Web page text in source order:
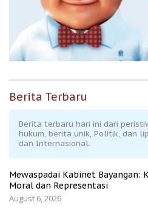
Berita Terbaru
Berita terbaru hari ini dari
hukum, berita unik, Politik, dan
dan Internasional.
Mewaspadai Kabinet Bayangan:
Moral dan Representasi
August 6, 2026